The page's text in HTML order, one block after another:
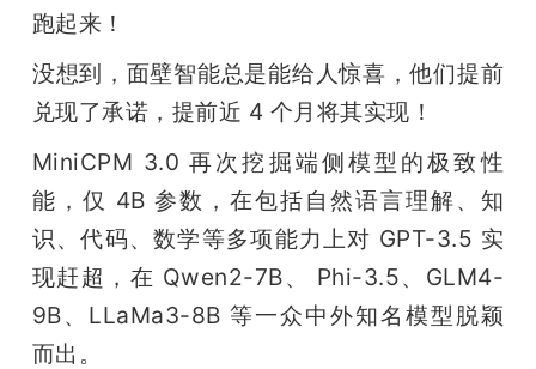
跑起来！
没想到，面壁智能总是能给人惊喜，他们提前
兑现了承诺，提前近 4 个月将其实现！
MiniCPM 3.0 再次挖掘端侧模型的极致性
能，仅 4B 参数，在包括自然语言理解、知
识、代码、数学等多项能力上对 GPT-3.5 实
现赶超，在 Qwen2-7B、 Phi-3.5、GLM4-
9B、LLaMa3-8B 等一众中外知名模型脱颖
而出。